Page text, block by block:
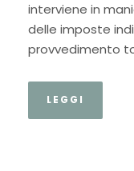
interviene in
delle imposte
provvedimento
LEGGI